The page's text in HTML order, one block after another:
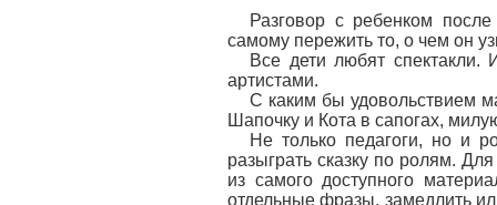
Разговор с ребенком
самому пережить то, о чем он
Все дети любят спектакли.
артистами.
С каким бы удовольствием
Шапочку и Кота в сапогах,
Не только педагоги, но и
разыграть сказку по ролям.
из самого доступного
отдельные фразы, замедлить